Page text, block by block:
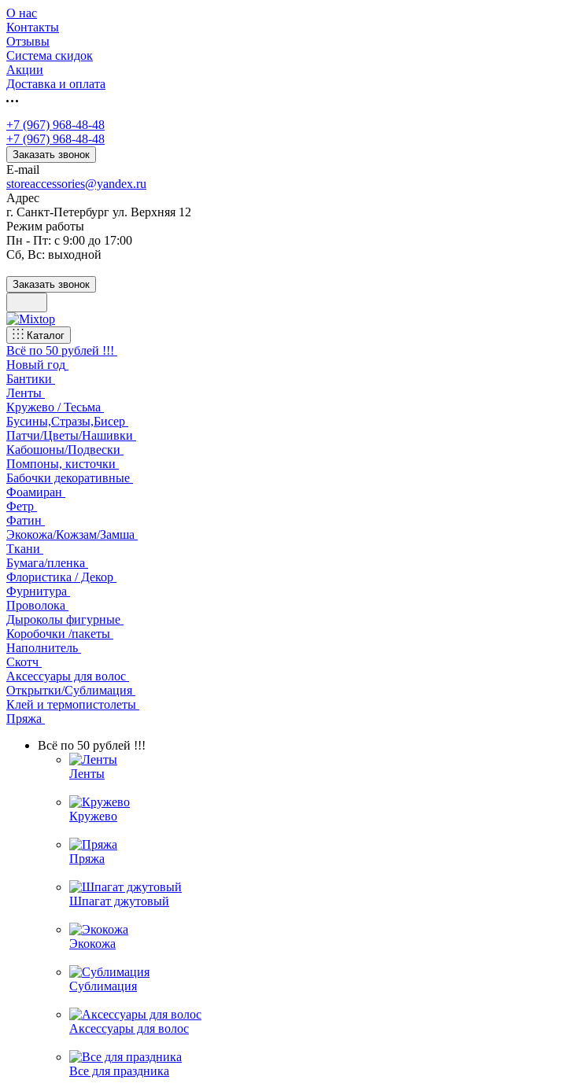
О нас
Контакты
Отзывы
Система скидок
Акции
Доставка и оплата
+7 (967) 968-48-48
+7 (967) 968-48-48
Заказать звонок
E-mail
storeaccessories@yandex.ru
Адрес
г. Санкт-Петербург ул. Верхняя 12
Режим работы
Пн - Пт: с 9:00 до 17:00
Сб, Вс: выходной
Заказать звонок
Каталог
Всё по 50 рублей !!!
Новый год
Бантики
Ленты
Кружево / Тесьма
Бусины,Стразы,Бисер
Патчи/Цветы/Нашивки
Кабошоны/Подвески
Помпоны, кисточки
Бабочки декоративные
Фоамиран
Фетр
Фатин
Экокожа/Кожзам/Замша
Ткани
Бумага/пленка
Флористика / Декор
Фурнитура
Проволока
Дыроколы фигурные
Коробочки /пакеты
Наполнитель
Скотч
Аксессуары для волос
Открытки/Сублимация
Клей и термопистолеты
Пряжа
Всё по 50 рублей !!!
Ленты
Кружево
Пряжа
Шпагат джутовый
Экокожа
Сублимация
Аксессуары для волос
Все для праздника